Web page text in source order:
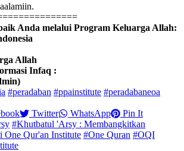
Anda melalui Program Keluarga Allah:
Allah
Infaq :
#peradaban #ppainstitute #peradabaneoa
Twitter WhatsApp
Pin It
#Khutbatul 'Arsy : Membangkitkan
One Qur'an Institute #One Quran #OQI